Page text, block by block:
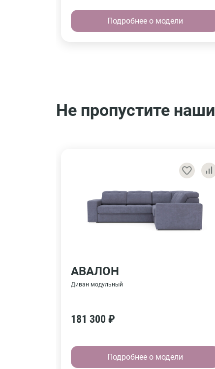
Подробнее о модели
Не пропустите наши
АВАЛОН
Диван модульный
181 300 ₽
Подробнее о модели